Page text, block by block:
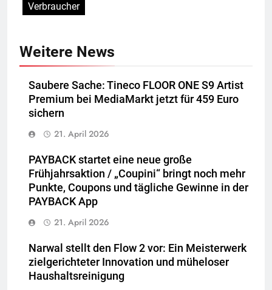
Verbraucher
Weitere News
Saubere Sache: Tineco FLOOR ONE S9 Artist
Premium bei MediaMarkt jetzt für 459 Euro
sichern
21. April 2026
PAYBACK startet eine neue große
Frühjahrsaktion / „Coupini“ bringt noch mehr
Punkte, Coupons und tägliche Gewinne in der
PAYBACK App
21. April 2026
Narwal stellt den Flow 2 vor: Ein Meisterwerk
zielgerichteter Innovation und müheloser
Haushaltsreinigung